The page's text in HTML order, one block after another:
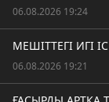
06.08.2026 19:24
МЕШІТТЕГІ ИГІ ІС
06.08.2026 19:21